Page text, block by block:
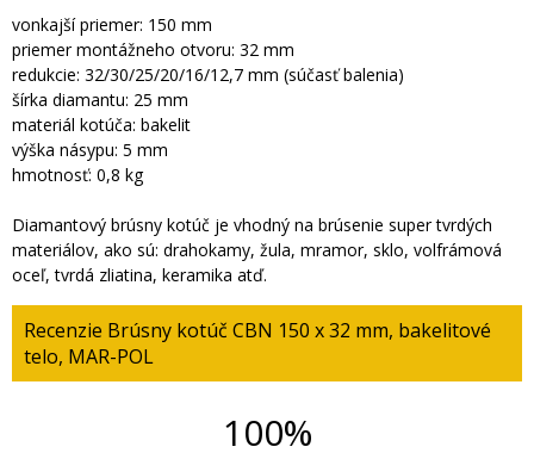
vonkajší priemer: 150 mm
priemer montážneho otvoru: 32 mm
redukcie: 32/30/25/20/16/12,7 mm (súčasť balenia)
šírka diamantu: 25 mm
materiál kotúča: bakelit
výška násypu: 5 mm
hmotnosť: 0,8 kg
Diamantový brúsny kotúč je vhodný na brúsenie super tvrdých
materiálov, ako sú: drahokamy, žula, mramor, sklo, volfrámová
oceľ, tvrdá zliatina, keramika atď.
Recenzie Brúsny kotúč CBN 150 x 32 mm, bakelitové
telo, MAR-POL
100%